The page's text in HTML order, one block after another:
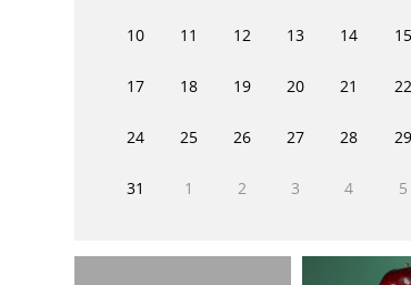
10 11 12 13 14 15
17 18 19 20 21 22
24 25 26 27 28 29
31 1 2 3 4 5